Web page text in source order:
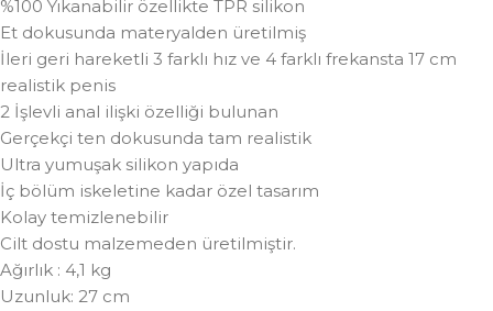
%100 Yıkanabilir özellikte TPR silikon
Et dokusunda materyalden üretilmiş
İleri geri hareketli 3 farklı hız ve 4 farklı frekansta 17 cm
realistik penis
2 İşlevli anal ilişki özelliği bulunan
Gerçekçi ten dokusunda tam realistik
Ultra yumuşak silikon yapıda
İç bölüm iskeletine kadar özel tasarım
Kolay temizlenebilir
Cilt dostu malzemeden üretilmiştir.
Ağırlık : 4,1 kg
Uzunluk: 27 cm